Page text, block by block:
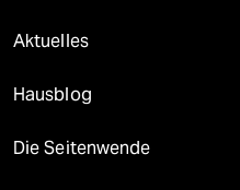
Aktuelles
Hausblog
Die Seitenwende